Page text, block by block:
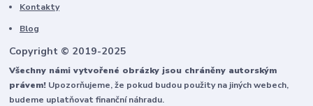
Kontakty
Blog
Copyright © 2019-2025
Všechny námi vytvořené obrázky jsou chráněny autorským
právem! Upozorňujeme, že pokud budou použity na jiných webech,
budeme uplatňovat finanční náhradu.